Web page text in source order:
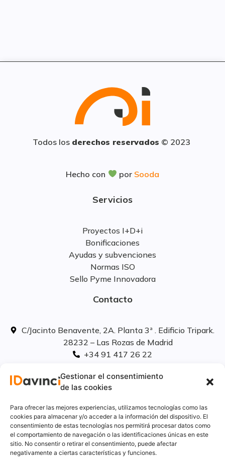
Gestionar el consentimiento
de las cookies
Para ofrecer las mejores experiencias, utilizamos tecnologías como las
cookies para almacenar y/o acceder a la información del dispositivo. El
consentimiento de estas tecnologías nos permitirá procesar datos como
el comportamiento de navegación o las identificaciones únicas en este
sitio. No consentir o retirar el consentimiento, puede afectar
negativamente a ciertas características y funciones.
Todos los derechos reservados © 2023
Hecho con por Sooda
Servicios
Proyectos I+D+i
Bonificaciones
Ayudas y subvenciones
Normas ISO
Sello Pyme Innovadora
Contacto
C/Jacinto Benavente, 2A. Planta 3ª . Edificio Tripark.
28232 – Las Rozas de Madrid
+34 91 417 26 22
linkedIn
Aviso Legal
Privacidad
Cookies